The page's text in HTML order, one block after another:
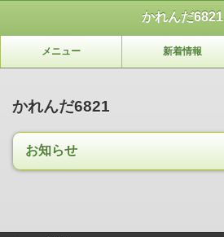
かれんだ6821
メニュー 新着情報
かれんだ6821
お知らせ